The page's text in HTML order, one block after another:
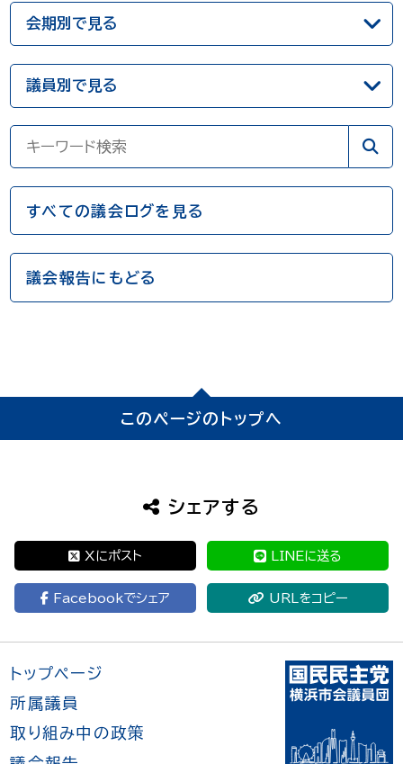
すべての議会ログを見る
議会報告にもどる
このページのトップへ
シェアする
Xにポスト LINEに送る
Facebookでシェア URLをコピー
トップページ
所属議員
取り組み中の政策